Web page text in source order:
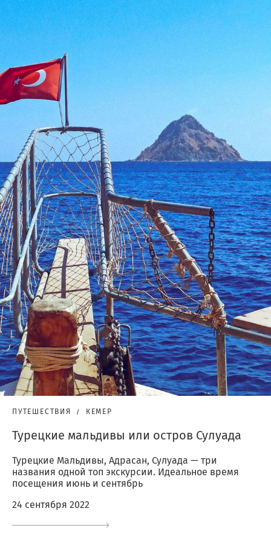
ПУТЕШЕСТВИЯ КЕМЕР
Турецкие мальдивы или остров Сулуада
Турецкие Мальдивы, Адрасан, Сулуада — три
названия одной топ экскурсии. Идеальное время
посещения июнь и сентябрь
24 сентября 2022